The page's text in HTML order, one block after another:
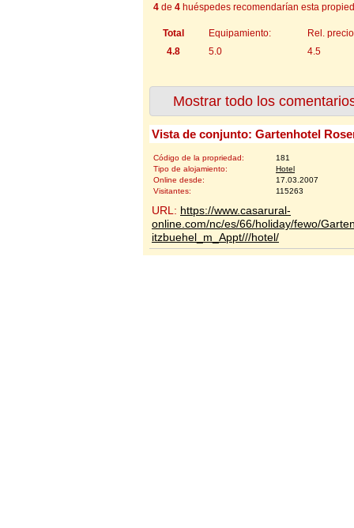
4 de 4 huéspedes recomendarían esta
Total
4.8
Equipamiento:
5.0
Rel.
4.5
Mostrar todo los
Vista de conjunto: Gartenhotel
Código de la propriedad:
181
Tipo de alojamiento:
Hotel
Online desde:
17.03.2007
Visitantes:
115263
URL: https://www.casarural-
online.com/nc/es/66/holiday/fewo/
itzbuehel_m_Appt///hotel/